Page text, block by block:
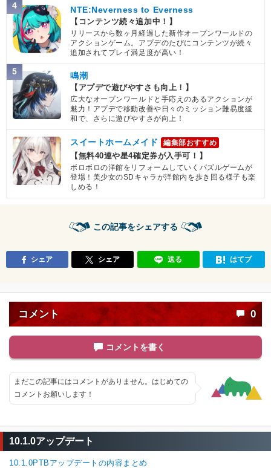
4 NTE:Neverness to Everness
【コンテンツ続々追加中！】
リリースから数ヶ月経過した新作オープンワールドの
アクションゲーム。アプデのたびにコンテンツが続々
追加されてプレイ満足度が高い！
5 鳴潮
【アプデで遊びやすさも向上！】
広大なオープンワールドと手応えのあるアクションが
魅力！アプデで移動改善や日々のミッション難易度緩
和で、さらに遊びやすさが向上！
スイートホームメイド 編集部おすすめ
【無料40連や星4確定券が入手可！】
ボロボロの洋館をリフォームしていくパズルゲームが
登場！美少女のSDキャラが洋館内を歩き回る様子も楽
しめる！
この記事をシェアする
シェア シェア 送る はてブ
コメント 0
コメントを書く
まだこの記事にはコメントがありません。はじめての
コメントお願いします！
10.1.0アップデート
10.1.0PTBアップデートの内容まとめ